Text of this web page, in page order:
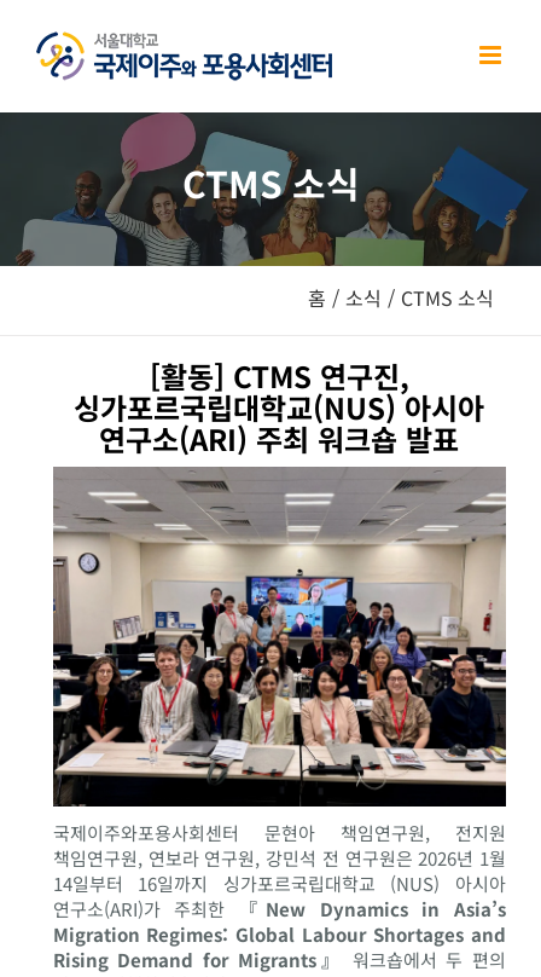
content
CTMS 소식
홈 / 소식 / CTMS 소식
[활동] CTMS 연구진,
싱가포르국립대학교(NUS) 아시아
연구소(ARI) 주최 워크숍 발표
국제이주와포용사회센터 문현아 책임연구원, 전지원
책임연구원, 연보라 연구원, 강민석 전 연구원은 2026년 1월
14일부터 16일까지 싱가포르국립대학교 (NUS) 아시아
연구소(ARI)가 주최한
『New Dynamics in Asia’s
Migration Regimes: Global Labour Shortages and
Rising Demand for Migrants』 워크숍에서 두 편의